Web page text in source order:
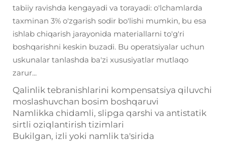
tabiiy ravishda kengayadi va torayadi: o'lchamlarda
taxminan 3% o'zgarish sodir bo'lishi mumkin, bu esa
ishlab chiqarish jarayonida materiallarni to'g'ri
boshqarishni keskin buzadi. Bu operatsiyalar uchun
uskunalar tanlashda ba'zi xususiyatlar mutlaqo
zarur...
Qalinlik tebranishlarini kompensatsiya qiluvchi
moslashuvchan bosim boshqaruvi
Namlikka chidamli, slipga qarshi va antistatik
sirtli oziqlantirish tizimlari
Bukilgan, izli yoki namlik ta'sirida